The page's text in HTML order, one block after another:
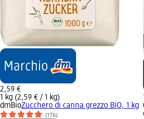
2,59 €
1 kg (2,59 € / 1 kg)
dmBioZucchero di canna grezzo BIO, 1 kg
(176)